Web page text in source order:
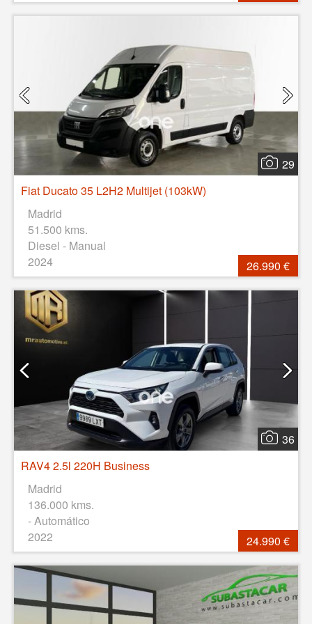
29
Fiat Ducato 35 L2H2 Multijet (103kW)
Madrid
51.500 kms.
Diesel - Manual
2024
26.990 €
36
RAV4 2.5l 220H Business
Madrid
136.000 kms.
- Automático
2022
24.990 €